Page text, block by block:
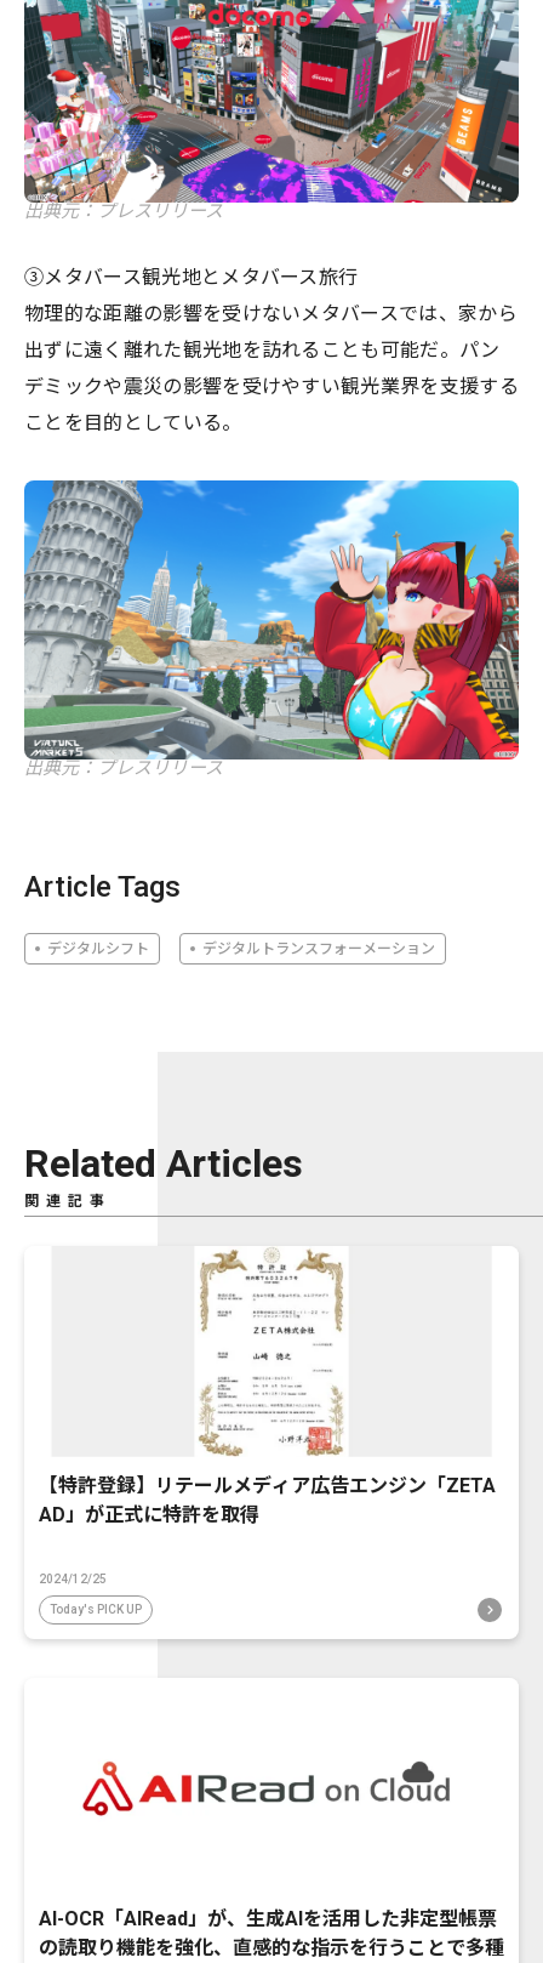
出典元：プレスリリース
③メタバース観光地とメタバース旅行
物理的な距離の影響を受けないメタバースでは、家から
出ずに遠く離れた観光地を訪れることも可能だ。パン
デミックや震災の影響を受けやすい観光業界を支援する
ことを目的としている。
出典元：プレスリリース
Article Tags
デジタルシフト デジタルトランスフォーメーション
Related Articles
関連記事
【特許登録】リテールメディア広告エンジン「ZETA
AD」が正式に特許を取得
2024/12/25
Today's PICK UP
AI-OCR「AIRead」が、生成AIを活用した非定型帳票
の読取り機能を強化、直感的な指示を行うことで多種